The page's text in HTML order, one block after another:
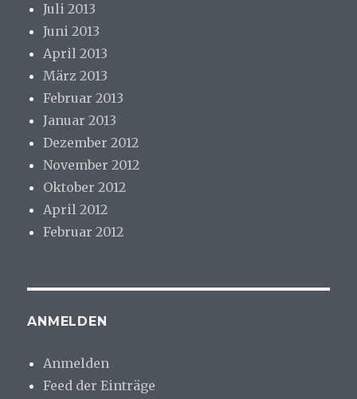
Juli 2013
Juni 2013
April 2013
März 2013
Februar 2013
Januar 2013
Dezember 2012
November 2012
Oktober 2012
April 2012
Februar 2012
ANMELDEN
Anmelden
Feed der Einträge